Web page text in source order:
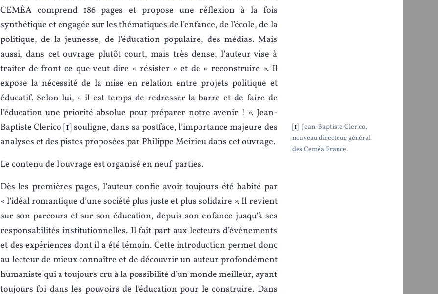
CEMÉA comprend 186 pages et propose une réflexion à la fois
synthétique et engagée sur les thématiques de l’enfance, de l’école, de la
politique, de la jeunesse, de l’éducation populaire, des médias. Mais
aussi, dans cet ouvrage plutôt court, mais très dense, l’auteur vise à
traiter de front ce que veut dire « résister » et de « reconstruire ». Il
expose la nécessité de la mise en relation entre projets politique et
éducatif. Selon lui, « il est temps de redresser la barre et de faire de
l’éducation une priorité absolue pour préparer notre avenir ! ». Jean-
Baptiste Clerico 1 souligne, dans sa postface, l’importance majeure des
analyses et des pistes proposées par Philippe Meirieu dans cet ouvrage.
Le contenu de l’ouvrage est organisé en neuf parties.
Dès les premières pages, l’auteur confie avoir toujours été habité par
« l’idéal romantique d’une société plus juste et plus solidaire ». Il revient
sur son parcours et sur son éducation, depuis son enfance jusqu’à ses
responsabilités institutionnelles. Il fait part aux lecteurs d’événements
et des expériences dont il a été témoin. Cette introduction permet donc
au lecteur de mieux connaître et de découvrir un auteur profondément
humaniste qui a toujours cru à la possibilité d’un monde meilleur, ayant
toujours foi dans les pouvoirs de l’éducation pour le construire. Dans
1
Jean-Baptiste Clerico,
nouveau directeur général
des Ceméa France.